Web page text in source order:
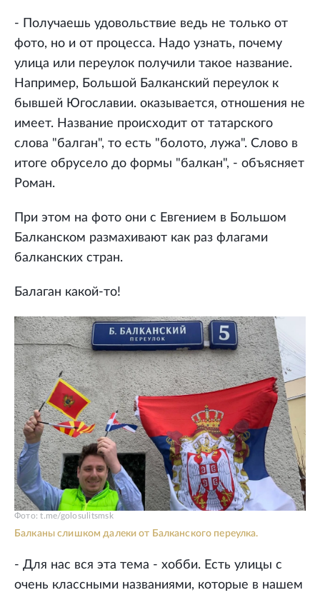
- Получаешь удовольствие ведь не только от
фото, но и от процесса. Надо узнать, почему
улица или переулок получили такое название.
Например, Большой Балканский переулок к
бывшей Югославии. оказывается, отношения не
имеет. Название происходит от татарского
слова "балган", то есть "болото, лужа". Слово в
итоге обрусело до формы "балкан", - объясняет
Роман.
При этом на фото они с Евгением в Большом
Балканском размахивают как раз флагами
балканских стран.
Балаган какой-то!
Балканы слишком далеки от Балканского переулка.
Фото: t.me/golosulitsmsk
- Для нас вся эта тема - хобби. Есть улицы с
очень классными названиями, которые в нашем